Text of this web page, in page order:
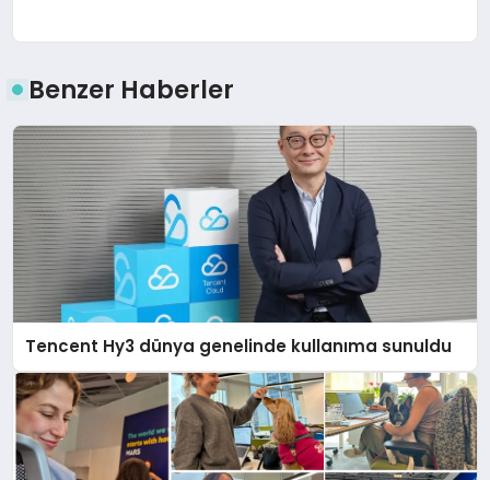
Benzer Haberler
Tencent Hy3 dünya genelinde kullanıma sunuldu